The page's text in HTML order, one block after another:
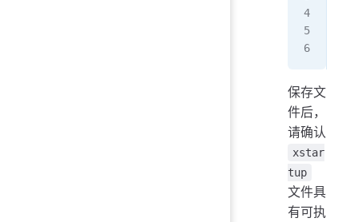
保存文
件后，
请确认
xstar
tup
文件具
有可执